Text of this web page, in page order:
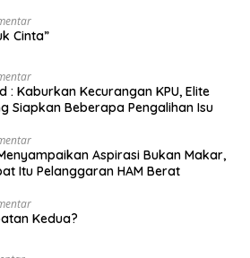
Cinta”
: Kaburkan Kecurangan KPU, Elite
Siapkan Beberapa Pengalihan Isu
Aspirasi Bukan Makar,
Itu Pelanggaran HAM Berat
Kedua?